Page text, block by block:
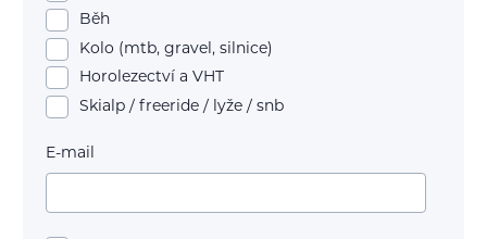
Běh
Kolo (mtb, gravel, silnice)
Horolezectví a VHT
Skialp / freeride / lyže / snb
E-mail